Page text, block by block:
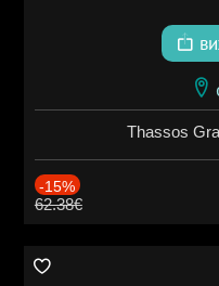
Thassos
-15%
62.38€